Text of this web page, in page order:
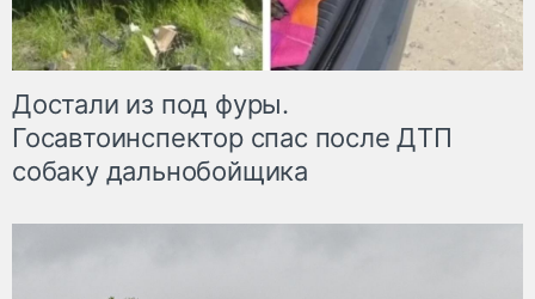
Достали из под фуры.
Госавтоинспектор спас после ДТП
собаку дальнобойщика